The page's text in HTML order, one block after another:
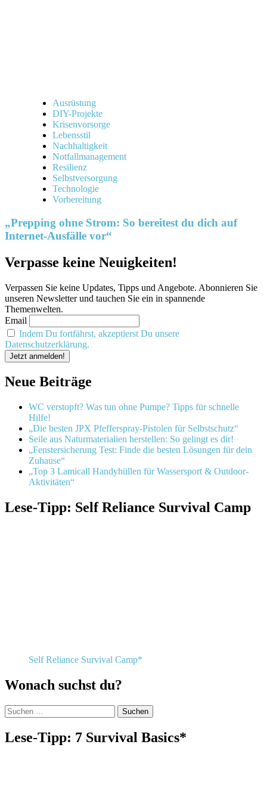
Ausrüstung
DIY-Projekte
Krisenvorsorge
Lebensstil
Nachhaltigkeit
Notfallmanagement
Resilienz
Selbstversorgung
Technologie
Vorbereitung
„Prepping ohne Strom: So bereitest du dich auf
Internet-Ausfälle vor“
Verpasse keine Neuigkeiten!
Verpassen Sie keine Updates, Tipps und Angebote. Abonnieren Sie
unseren Newsletter und tauchen Sie ein in spannende
Themenwelten.
Email
Indem Du fortfährst, akzeptierst Du unsere
Datenschutzerklärung.
Neue Beiträge
WC verstopft? Was tun ohne Pumpe? Tipps für schnelle
Hilfe!
„Die besten JPX Pfefferspray-Pistolen für Selbstschutz“
Seile aus Naturmaterialien herstellen: So gelingt es dir!
„Fenstersicherung Test: Finde die besten Lösungen für dein
Zuhause“
„Top 3 Lamicall Handyhüllen für Wassersport & Outdoor-
Aktivitäten“
Lese-Tipp: Self Reliance Survival Camp
Self Reliance Survival Camp*
Wonach suchst du?
Suchen
nach:
Lese-Tipp: 7 Survival Basics*